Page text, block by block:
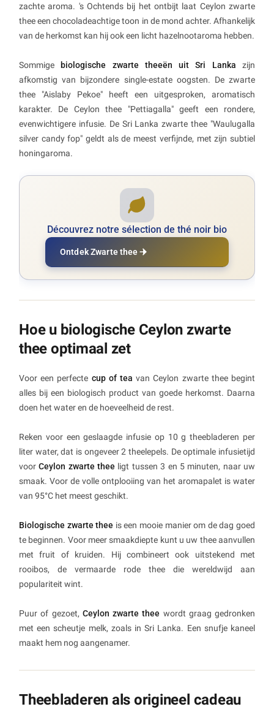
zachte aroma. 's Ochtends bij het ontbijt laat Ceylon zwarte
thee een chocoladeachtige toon in de mond achter. Afhankelijk
van de herkomst kan hij ook een licht hazelnootaroma hebben.
Sommige biologische zwarte theeën uit Sri Lanka zijn
afkomstig van bijzondere single-estate oogsten. De zwarte
thee "Aislaby Pekoe" heeft een uitgesproken, aromatisch
karakter. De Ceylon thee "Pettiagalla" geeft een rondere,
evenwichtigere infusie. De Sri Lanka zwarte thee "Waulugalla
silver candy fop" geldt als de meest verfijnde, met zijn subtiel
honingaroma.
Découvrez notre sélection de thé noir bio
Ontdek Zwarte thee
Hoe u biologische Ceylon zwarte
thee optimaal zet
Voor een perfecte cup of tea van Ceylon zwarte thee begint
alles bij een biologisch product van goede herkomst. Daarna
doen het water en de hoeveelheid de rest.
Reken voor een geslaagde infusie op 10 g theebladeren per
liter water, dat is ongeveer 2 theelepels. De optimale infusietijd
voorCeylon zwarte thee ligt tussen 3 en 5 minuten, naar uw
smaak. Voor de volle ontplooiing van het aromapalet is water
van 95°C het meest geschikt.
Biologische zwarte thee is een mooie manier om de dag goed
te beginnen. Voor meer smaakdiepte kunt u uw thee aanvullen
met fruit of kruiden. Hij combineert ook uitstekend met
rooibos, de vermaarde rode thee die wereldwijd aan
populariteit wint.
Puur of gezoet, Ceylon zwarte thee wordt graag gedronken
met een scheutje melk, zoals in Sri Lanka. Een snufje kaneel
maakt hem nog aangenamer.
Theebladeren als origineel cadeau